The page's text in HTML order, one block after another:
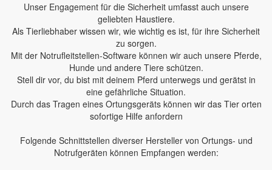
Unser Engagement für die Sicherheit umfasst auch unsere
geliebten Haustiere.
Als Tierliebhaber wissen wir, wie wichtig es ist, für ihre Sicherheit
zu sorgen.
Mit der Notrufleitstellen-Software können wir auch unsere Pferde,
Hunde und andere Tiere schützen.
Stell dir vor, du bist mit deinem Pferd unterwegs und gerätst in
eine gefährliche Situation.
Durch das Tragen eines Ortungsgeräts können wir das Tier orten
sofortige Hilfe anfordern
Folgende Schnittstellen diverser Hersteller von Ortungs- und
Notrufgeräten können Empfangen werden: